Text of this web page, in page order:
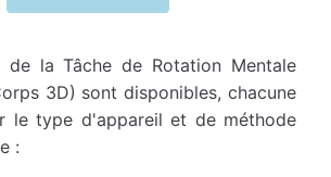
de la Tâche de Rotation Mentale
3D) sont disponibles, chacune
le type d'appareil et de méthode
: